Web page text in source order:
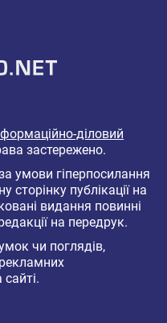
діловий
застережено.
умови гіперпосилання
сторінку публікації на
видання повинні
на передрук.
чи поглядів,